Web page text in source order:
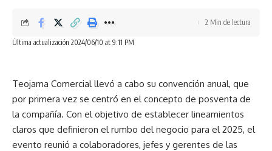
Última actualización 2024/06/10 at 9:11 PM
2 Min de lectura
Teojama Comercial llevó a cabo su convención anual, que
por primera vez se centró en el concepto de posventa de
la compañía. Con el objetivo de establecer lineamientos
claros que definieron el rumbo del negocio para el 2025, el
evento reunió a colaboradores, jefes y gerentes de las